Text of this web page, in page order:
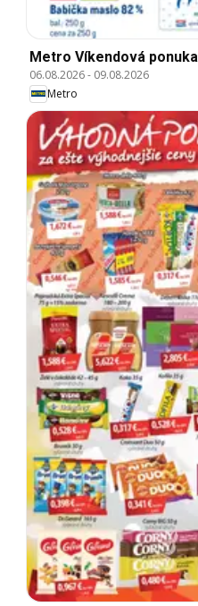
Metro Víkendová ponuka
06.08.2026- 09.08.2026
Metro